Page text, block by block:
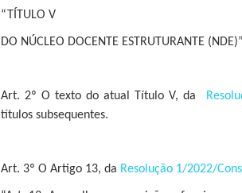
“TÍTULO V
DO NÚCLEO DOCENTE ESTRUTURANTE
Art. 2º O texto do atual Título V, da
títulos subsequentes.
Art. 3º O Artigo 13, da Resolução 1/2022/